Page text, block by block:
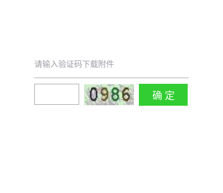
请输入验证码下载附件